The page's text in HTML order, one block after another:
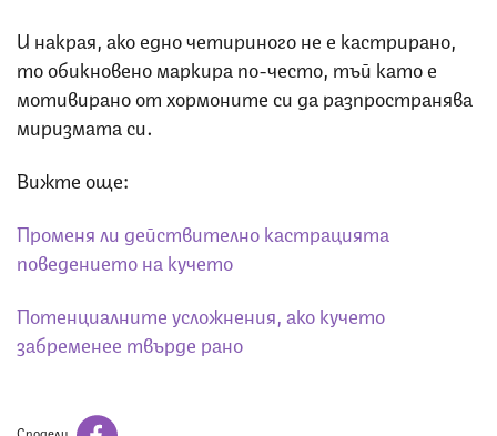
И накрая, ако едно четириного не е кастрирано,
то обикновено маркира по-често, тъй като е
мотивирано от хормоните си да разпространява
миризмата си.
Вижте още:
Променя ли действително кастрацията
поведението на кучето
Потенциалните усложнения, ако кучето
забременее твърде рано